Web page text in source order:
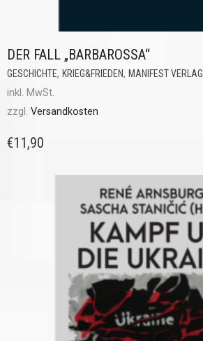
DER FALL „BARBAROSSA“
GESCHICHTE, KRIEG&FRIEDEN, MANIFEST VERLAG
inkl. MwSt.
zzgl. Versandkosten
€11,90